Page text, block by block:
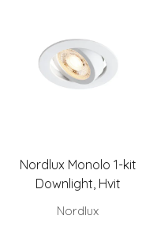
Nordlux Monolo 1-kit
Downlight, Hvit
Nordlux